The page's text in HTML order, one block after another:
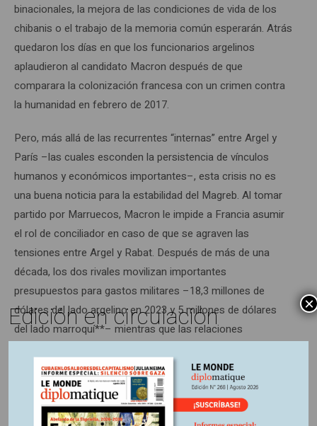
binacionales, la mejora de las condiciones de vida de los
chibanis o el trabajo de la memoria común esperarán. Atrás
quedaron los días en que los funcionarios argelinos
aplaudieron al candidato Macron después de que
comparara la colonización francesa con un crimen contra
la humanidad en febrero de 2017.
Pero, más allá de las recurrentes “internas” entre Argel y
París –las cuales esconden la persistencia de vínculos
humanos y económicos importantes–, esta crisis no es
una buena noticia para la estabilidad del Magreb. Al tomar
partido por Marruecos, Macron le impide a Francia asumir
el rol de conciliador en caso de que se agraven las
tensiones entre Argel y Rabat. Después de más de una
década, los dos rivales movilizan importantes
presupuestos para gastos militares –18,3 millones de
dólares del lado argelino en 2023 y 5 millones de dólares
del lado marroquí**– mientras que las relaciones
presente las partes han asegurado no cometer lo
irreparable, pero el conflicto fratricida sigue siendo posible.
En vista de la importancia de las comunidades argelina y
Edición en circulación ×